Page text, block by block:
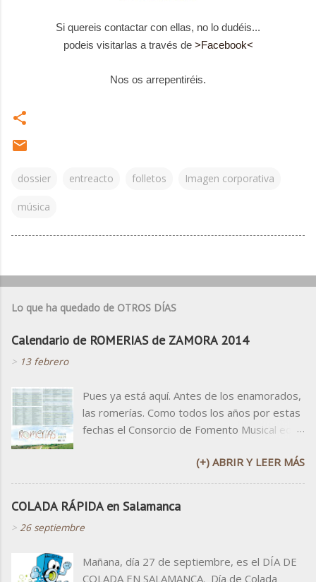
Si quereis contactar con ellas, no lo dudéis...
podeis visitarlas a través de >Facebook<
Nos os arrepentiréis.
dossier entreacto folletos Imagen corporativa
música
Lo que ha quedado de OTROS DÍAS
Calendario de ROMERIAS de ZAMORA 2014
> 13 febrero
Pues ya está aquí. Antes de los enamorados,
las romerías. Como todos los años por estas
fechas el Consorcio de Fomento Musical edita
cartelón con toditas las romerías para que no
se nos olviden. Tranquilos que aunque no
salvaguarda digital ;-) Y que no me entere yo
que faltáis a alguna... Que las romerías son
Si necesitáis leerla mejor, Aquí la tenéis en
(+) ABRIR Y LEER MÁS
COLADA RÁPIDA en Salamanca
> 26 septiembre
Mañana, día 27 de septiembre, es el DÍA DE
COLADA EN SALAMANCA. Día de Colada